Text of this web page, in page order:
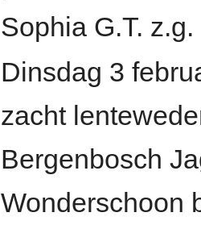
Sophia G.T.
Dinsdag 3
zacht
Bergenbosch
Wonderschoon